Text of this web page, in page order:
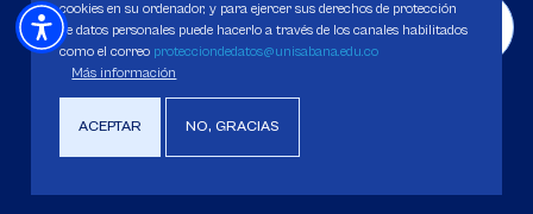
Política de Protección de datos
Política de Cookies
Derechos Pecuniarios
cookies en su ordenador, y para ejercer sus derechos de protección
de datos personales puede hacerlo a través de los canales habilitados
como el correo protecciondedatos@unisabana.edu.co
Más información
ACEPTAR NO, GRACIAS